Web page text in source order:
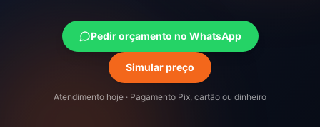
Pedir orçamento no WhatsApp
Simular preço
Atendimento hoje · Pagamento Pix, cartão ou dinheiro